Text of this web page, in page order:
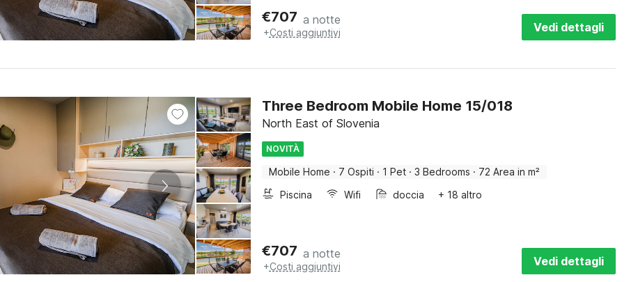
€707 a notte
+Costi aggiuntivi Vedi dettagli
Three Bedroom Mobile Home 15/018
North East of Slovenia
NOVITÀ
Mobile Home · 7 Ospiti · 1 Pet · 3 Bedrooms · 72 Area in m²
Piscina
Wifi doccia + 18 altro
€707 a notte
+Costi aggiuntivi Vedi dettagli